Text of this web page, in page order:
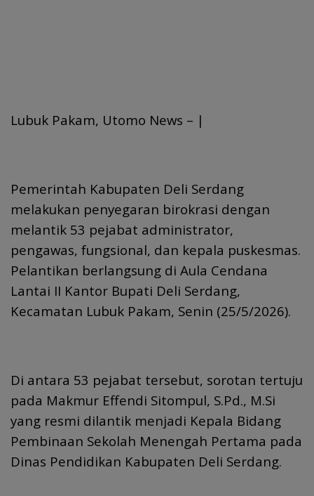
Lubuk Pakam, Utomo News – |
Pemerintah Kabupaten Deli Serdang
melakukan penyegaran birokrasi dengan
melantik 53 pejabat administrator,
pengawas, fungsional, dan kepala puskesmas.
Pelantikan berlangsung di Aula Cendana
Lantai II Kantor Bupati Deli Serdang,
Kecamatan Lubuk Pakam, Senin (25/5/2026).
Di antara 53 pejabat tersebut, sorotan tertuju
pada Makmur Effendi Sitompul, S.Pd., M.Si
yang resmi dilantik menjadi Kepala Bidang
Pembinaan Sekolah Menengah Pertama pada
Dinas Pendidikan Kabupaten Deli Serdang.